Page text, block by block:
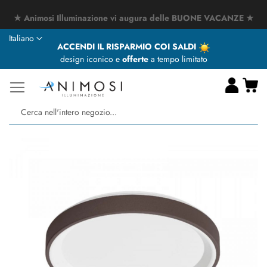
★ Animosi Illuminazione vi augura delle BUONE VACANZE ★
ACCENDI IL RISPARMIO COI SALDI
design iconico e offertea tempo limitato
Lingua
Italiano